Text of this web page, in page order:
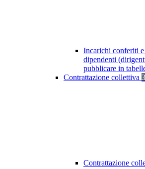
Incarichi conferiti
dipendenti
pubblicare in
Contrattazione collettiva 3
Contrattazione